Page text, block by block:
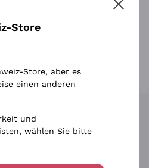
Chardonnay
Datenschutz-Bestimmungen
Store
Store, aber es
einen anderen
und
wählen Sie bitte